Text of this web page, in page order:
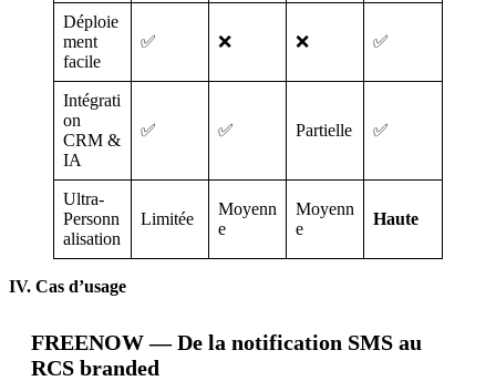
Déploie
ment
facile
✅ ❌ ❌ ✅
Intégrati
on
CRM &
IA
✅ ✅ Partielle ✅
Ultra-
Personn
alisation
Limitée
Moyenn
e
Moyenn
e
Haute
IV. Cas d’usage
FREENOW — De la notification SMS au
RCS branded